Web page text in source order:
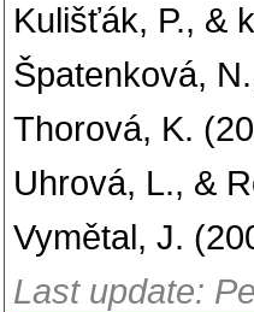
Kulišťák, P., &
Špatenková,
Thorová, K.
Uhrová, L., &
Vymětal, J.
Last update: